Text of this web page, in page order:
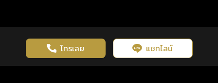
โทรเลย แชทไลน์
เว็บไซต์นี้มีการใช้งานคุกกี้ เพื่อเพิ่มประสิทธิภาพและประสบการณ์ที่ดี
ในการใช้งานเว็บไซต์ นโยบายความเป็นส่วนตัว
รู้ก่อน พร้อมกว่า ทุกจังหวะชีวิต คลิกดูดวงฟรี